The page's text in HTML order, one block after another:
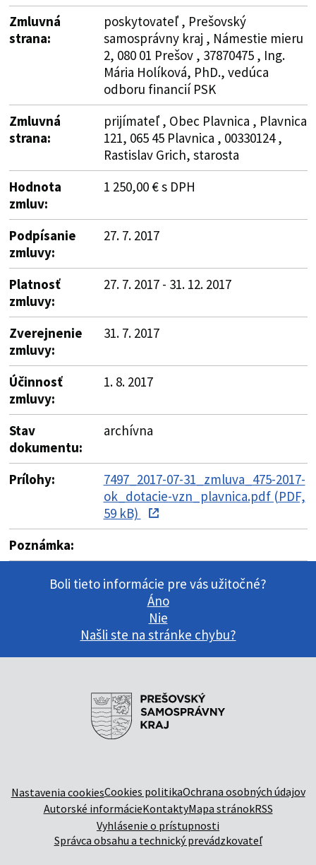
Zmluvná
strana:
poskytovateľ , Prešovský
samosprávny kraj , Námestie mieru
2, 080 01 Prešov , 37870475 , Ing.
Mária Holíková, PhD., vedúca
odboru financií PSK
Zmluvná
strana:
prijímateľ , Obec Plavnica , Plavnica
121, 065 45 Plavnica , 00330124 ,
Rastislav Grich, starosta
Hodnota
zmluv:
1 250,00 € s DPH
Podpísanie
zmluvy:
27. 7. 2017
Platnosť
zmluvy:
27. 7. 2017 - 31. 12. 2017
Zverejnenie
zmluvy:
31. 7. 2017
Účinnosť
zmluvy:
1. 8. 2017
Stav
dokumentu:
archívna
Prílohy:
7497_2017-07-31_zmluva_475-2017-
ok_dotacie-vzn_plavnica.pdf (PDF,
59 kB)
Poznámka:
Boli tieto informácie pre vás užitočné?
Áno
Nie
Našli ste na stránke chybu?
Nastavenia cookiesCookies politikaOchrana osobných údajov
Autorské informácieKontaktyMapa stránokRSS
Vyhlásenie o prístupnosti
Správca obsahu a technický prevádzkovateľ